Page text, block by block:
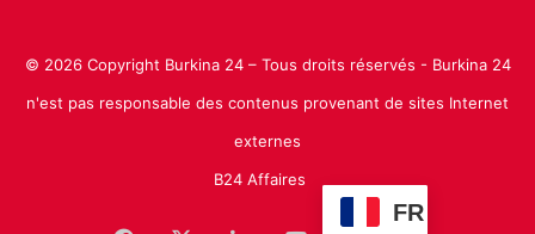
© 2026 Copyright Burkina 24 – Tous droits réservés - Burkina 24
n'est pas responsable des contenus provenant de sites Internet
externes
B24 Affaires
FR